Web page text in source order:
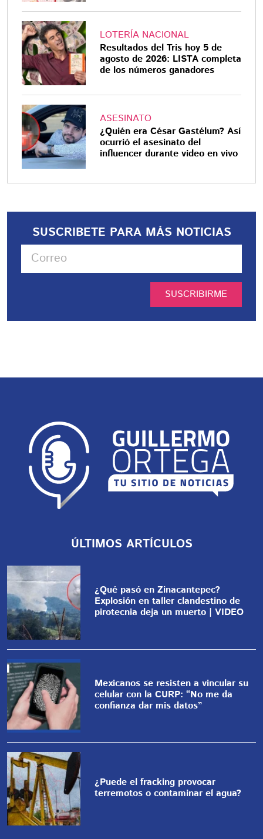
LOTERÍA NACIONAL
Resultados del Tris hoy 5 de
agosto de 2026: LISTA completa
de los números ganadores
ASESINATO
¿Quién era César Gastélum? Así
ocurrió el asesinato del
influencer durante video en vivo
SUSCRIBETE PARA MÁS NOTICIAS
SUSCRIBIRME
ÚLTIMOS ARTÍCULOS
¿Qué pasó en Zinacantepec?
Explosión en taller clandestino de
pirotecnia deja un muerto | VIDEO
Mexicanos se resisten a vincular su
celular con la CURP: “No me da
confianza dar mis datos”
¿Puede el fracking provocar
terremotos o contaminar el agua?